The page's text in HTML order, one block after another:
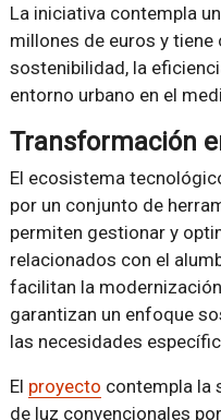
La iniciativa contempla
millones de euros y
sostenibilidad, la
entorno urbano en el
Transformación
El ecosistema
por un conjunto de
permiten gestionar y
relacionados con el
facilitan la
garantizan un enfoque
las necesidades
El proyecto contempla la
de luz convencionales